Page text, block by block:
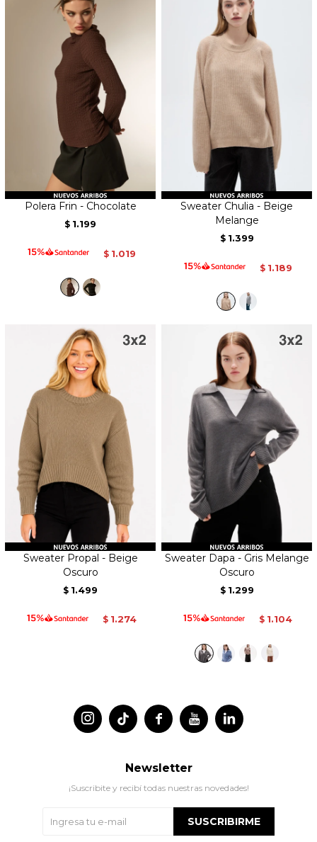
Polera Frin - Chocolate
$ 1.199
$ 1.019
Sweater Chulia - Beige
Melange
$ 1.399
$ 1.189
Sweater Propal - Beige
Oscuro
$ 1.499
$ 1.274
Sweater Dapa - Gris Melange
Oscuro
$ 1.299
$ 1.104
 
 
Newsletter
¡Suscribite y recibí todas nuestras novedades!
SUSCRIBIRME